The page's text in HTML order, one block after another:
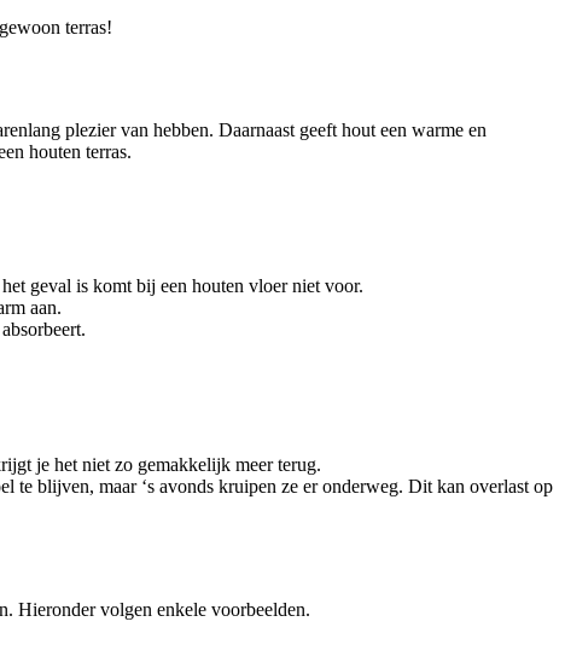
terras!
plezier van hebben. Daarnaast geeft hout een warme en
houten terras.
geval is komt bij een houten vloer niet voor.
aan.
je het niet zo gemakkelijk meer terug.
te blijven, maar ‘s avonds kruipen ze er onderweg. Dit kan overlast op
Hieronder volgen enkele voorbeelden.